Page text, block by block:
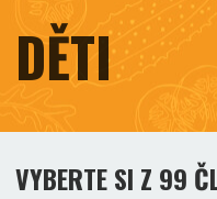
DĚTI
VYBERTE SI Z 99